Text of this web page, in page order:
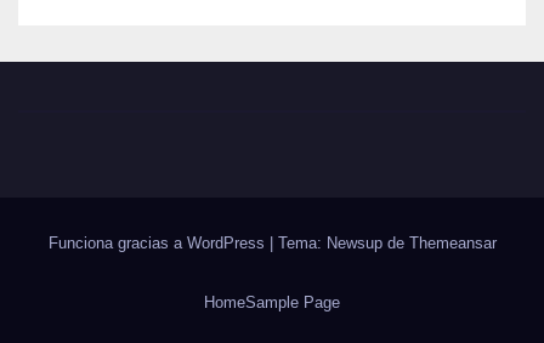
Funciona gracias a WordPress Tema: Newsup de Themeansar
HomeSample Page